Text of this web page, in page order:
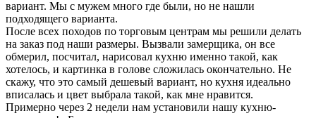
вариант. Мы с мужем много где были, но не нашли
подходящего варианта.
После всех походов по торговым центрам мы решили делать
на заказ под наши размеры. Вызвали замерщика, он все
обмерил, посчитал, нарисовал кухню именно такой, как
хотелось, и картинка в голове сложилась окончательно. Не
скажу, что это самый дешевый вариант, но кухня идеально
вписалась и цвет выбрала такой, как мне нравится.
Примерно через 2 недели нам установили нашу кухню-